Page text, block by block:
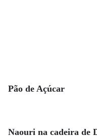
Pão de Açúcar
Naouri na cadeira de